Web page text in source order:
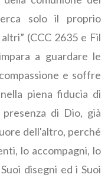
solo il proprio
(CCC 2635 e Fil
a guardare le
e soffre
piena fiducia di
di Dio, già
dell'altro, perché
lo accompagni, lo
disegni ed i Suoi